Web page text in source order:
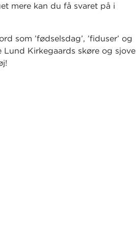
mere kan du få svaret på i
som ’fødselsdag’, ’fiduser’ og
Kirkegaards skøre og sjove